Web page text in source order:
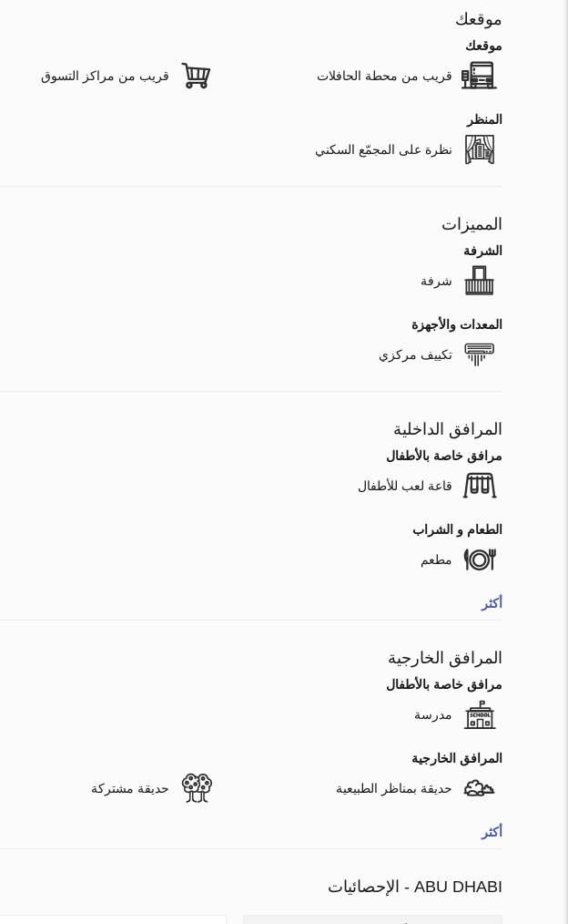
موقعك
موقعك
قريب من محطة الحافلات قريب من مراكز التسوق
المنظر
نظرة على المجمّع السكني
المميزات
الشرفة
شرفة
المعدات والأجهزة
تكييف مركزي
المرافق الداخلية
مرافق خاصة بالأطفال
قاعة لعب للأطفال
الطعام و الشراب
مطعم
أكثر
المرافق الخارجية
مرافق خاصة بالأطفال
مدرسة
المرافق الخارجية
حديقة بمناظر الطبيعية حديقة مشتركة
أكثر
ABU DHABI - الإحصائيات